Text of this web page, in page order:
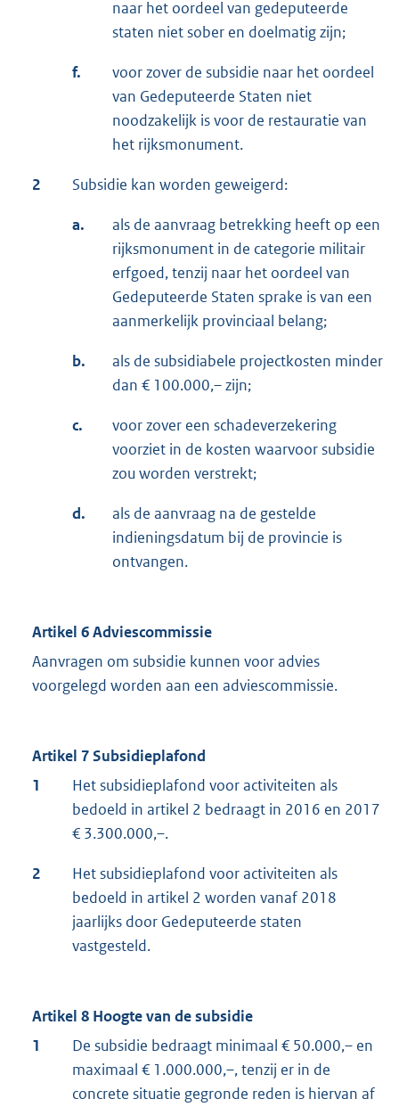
naar het oordeel van gedeputeerde
staten niet sober en doelmatig zijn;
f.
voor zover de subsidie naar het oordeel
van Gedeputeerde Staten niet
noodzakelijk is voor de restauratie van
het rijksmonument.
2 Subsidie kan worden geweigerd:
a.
als de aanvraag betrekking heeft op een
rijksmonument in de categorie militair
erfgoed, tenzij naar het oordeel van
Gedeputeerde Staten sprake is van een
aanmerkelijk provinciaal belang;
b.
als de subsidiabele projectkosten minder
dan € 100.000,– zijn;
c.
voor zover een schadeverzekering
voorziet in de kosten waarvoor subsidie
zou worden verstrekt;
d.
als de aanvraag na de gestelde
indieningsdatum bij de provincie is
ontvangen.
Artikel 6 Adviescommissie
Aanvragen om subsidie kunnen voor advies
voorgelegd worden aan een adviescommissie.
Artikel 7 Subsidieplafond
1
Het subsidieplafond voor activiteiten als
bedoeld in artikel 2 bedraagt in 2016 en 2017
€ 3.300.000,–.
2
Het subsidieplafond voor activiteiten als
bedoeld in artikel 2 worden vanaf 2018
jaarlijks door Gedeputeerde staten
vastgesteld.
Artikel 8 Hoogte van de subsidie
1
De subsidie bedraagt minimaal € 50.000,– en
maximaal € 1.000.000,–, tenzij er in de
concrete situatie gegronde reden is hiervan af